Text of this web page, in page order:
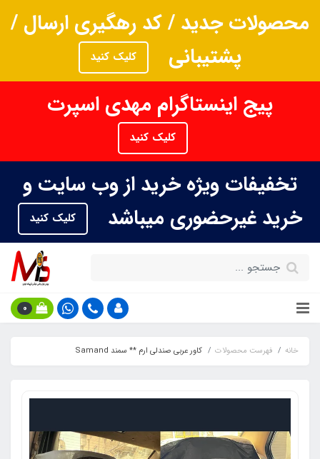
محصولات جدید / کد رهگیری ارسال /
پشتیبانی
کلیک کنید
پیج اینستاگرام مهدی اسپرت
کلیک کنید
تخفیفات ویژه خرید از وب سایت و
خرید غیرحضوری میباشد
کلیک کنید
0
خانه فهرست محصولات کاور عربی صندلی ارم ** سمند Samand